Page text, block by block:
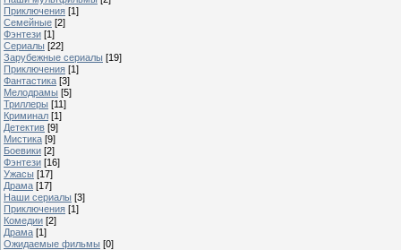
Приключения [1]
Семейные [2]
Фэнтези [1]
Сериалы [22]
Зарубежные сериалы [19]
Приключения [1]
Фантастика [3]
Мелодрамы [5]
Триллеры [11]
Криминал [1]
Детектив [9]
Мистика [9]
Боевики [2]
Фэнтези [16]
Ужасы [17]
Драма [17]
Наши сериалы [3]
Приключения [1]
Комедии [2]
Драма [1]
Ожидаемые фильмы [0]